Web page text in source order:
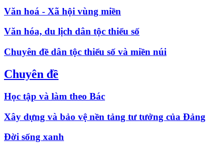
Văn hoá - Xã hội vùng miền
Văn hóa, du lịch dân tộc thiểu số
Chuyên đề dân tộc thiểu số và miền núi
Chuyên đề
Học tập và làm theo Bác
Xây dựng và bảo vệ nền tảng tư tưởng của Đảng
Đời sống xanh